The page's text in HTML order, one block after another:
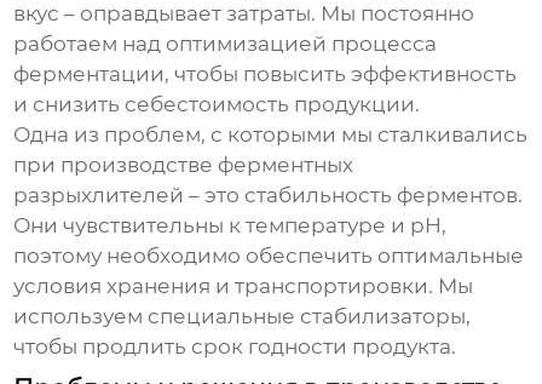
вкус – оправдывает затраты. Мы постоянно
работаем над оптимизацией процесса
ферментации, чтобы повысить эффективность
и снизить себестоимость продукции.
Одна из проблем, с которыми мы сталкивались
при производстве ферментных
разрыхлителей – это стабильность ферментов.
Они чувствительны к температуре и pH,
поэтому необходимо обеспечить оптимальные
условия хранения и транспортировки. Мы
используем специальные стабилизаторы,
чтобы продлить срок годности продукта.